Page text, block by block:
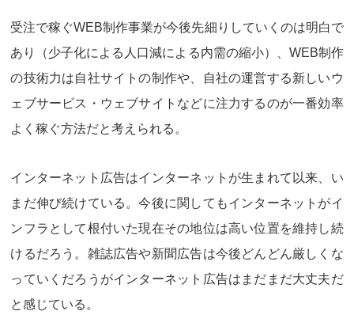
受注で稼ぐWEB制作事業が今後先細りしていくのは明白で
あり（少子化による人口減による内需の縮小）、WEB制作
の技術力は自社サイトの制作や、自社の運営する新しいウ
ェブサービス・ウェブサイトなどに注力するのが一番効率
よく稼ぐ方法だと考えられる。
インターネット広告はインターネットが生まれて以来、い
まだ伸び続けている。今後に関してもインターネットがイ
ンフラとして根付いた現在その地位は高い位置を維持し続
けるだろう。雑誌広告や新聞広告は今後どんどん厳しくな
っていくだろうがインターネット広告はまだまだ大丈夫だ
と感じている。